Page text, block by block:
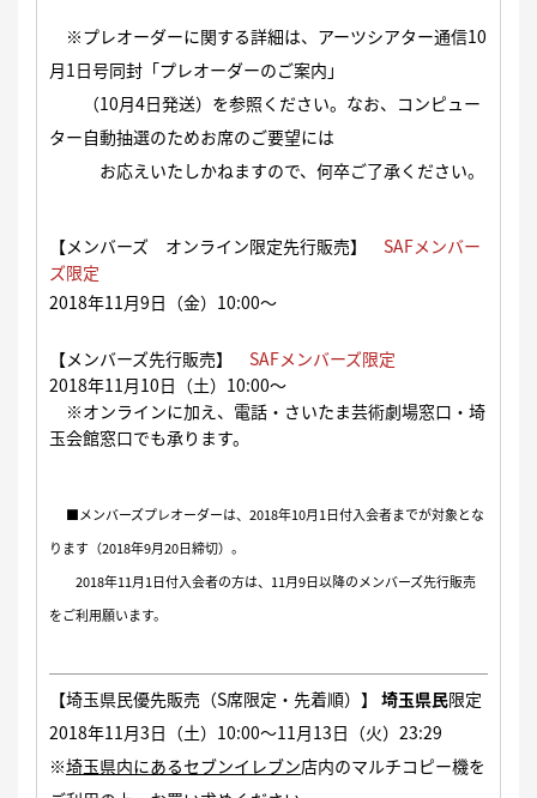
※プレオーダーに関する詳細は、アーツシアター通信10
月1日号同封「プレオーダーのご案内」
（10月4日発送）を参照ください。なお、コンピュー
ター自動抽選のためお席のご要望には
お応えいたしかねますので、何卒ご了承ください。
【メンバーズ オンライン限定先行販売】 SAFメンバー
ズ限定
2018年11月9日（金）10:00〜
【メンバーズ先行販売】 SAFメンバーズ限定
2018年11月10日（土）10:00〜
※オンラインに加え、電話・さいたま芸術劇場窓口・埼
玉会館窓口でも承ります。
■メンバーズプレオーダーは、2018年10月1日付入会者までが対象とな
ります（2018年9月20日締切）。
2018年11月1日付入会者の方は、11月9日以降のメンバーズ先行販売
をご利用願います。
【埼玉県民優先販売（S席限定・先着順）】 埼玉県民限定
2018年11月3日（土）10:00〜11月13日（火）23:29
※埼玉県内にあるセブンイレブン店内のマルチコピー機を